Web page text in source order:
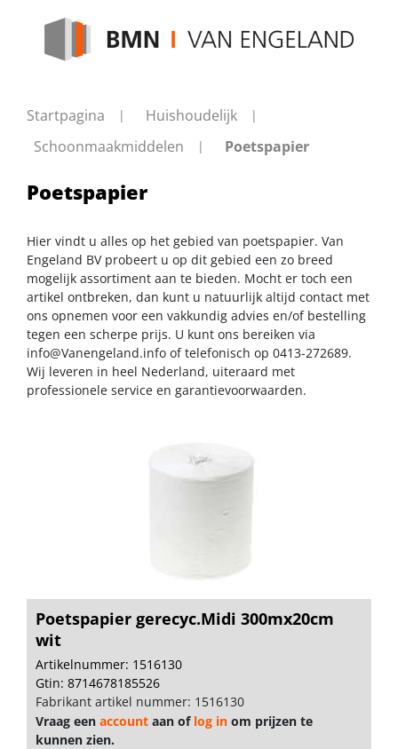
Startpagina
Huishoudelijk
Schoonmaakmiddelen
Poetspapier
Poetspapier
Hier vindt u alles op het gebied van poetspapier. Van
Engeland BV probeert u op dit gebied een zo breed
mogelijk assortiment aan te bieden. Mocht er toch een
artikel ontbreken, dan kunt u natuurlijk altijd contact met
ons opnemen voor een vakkundig advies en/of bestelling
tegen een scherpe prijs. U kunt ons bereiken via
info@Vanengeland.info of telefonisch op 0413-272689.
Wij leveren in heel Nederland, uiteraard met
professionele service en garantievoorwaarden.
Poetspapier gerecyc.Midi 300mx20cm
wit
Artikelnummer: 1516130
Gtin: 8714678185526
Fabrikant artikel nummer: 1516130
Vraag een account aan of log in om prijzen te
kunnen zien.